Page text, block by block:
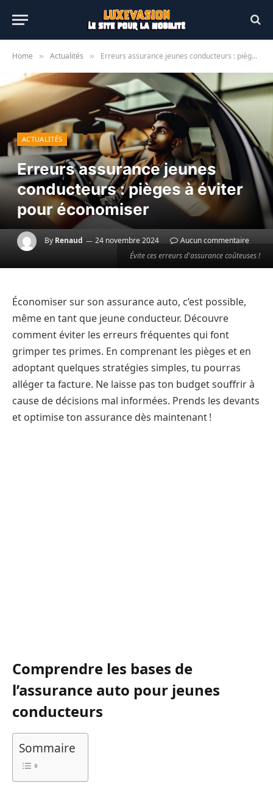
Home » Actualités » Erreurs assurance jeunes conducteurs : pièges à éviter pour économiser
Évite ces erreurs d'assurance coûteuses !
ACTUALITÉS
Erreurs assurance jeunes
conducteurs : pièges à éviter
pour économiser
By Renaud 24 novembre 2024 Aucun commentaire
Économiser sur son assurance auto, c’est possible,
même en tant que jeune conducteur. Découvre
comment éviter les erreurs fréquentes qui font
grimper tes primes. En comprenant les pièges et en
adoptant quelques stratégies simples, tu pourras
alléger ta facture. Ne laisse pas ton budget souffrir à
cause de décisions mal informées. Prends les devants
et optimise ton assurance dès maintenant !
Comprendre les bases de
l’assurance auto pour jeunes
conducteurs
Sommaire